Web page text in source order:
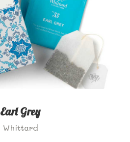
Earl Grey
Whittard